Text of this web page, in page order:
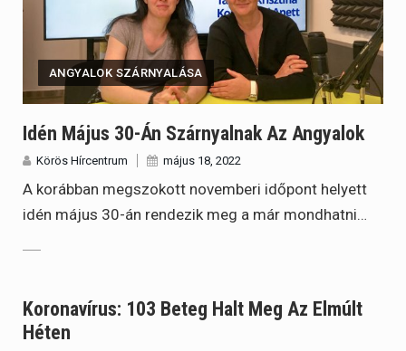
ANGYALOK SZÁRNYALÁSA
Idén Május 30-Án Szárnyalnak Az Angyalok
Körös Hírcentrum május 18, 2022
A korábban megszokott novemberi időpont helyett
idén május 30-án rendezik meg a már mondhatni…
Koronavírus: 103 Beteg Halt Meg Az Elmúlt
Héten